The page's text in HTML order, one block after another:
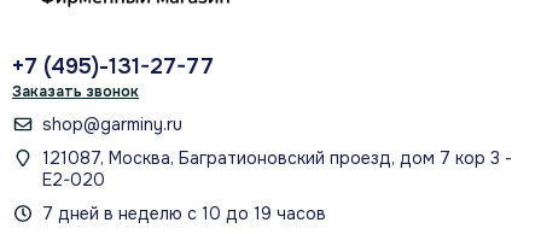
+7 (495)-131-27-77
Заказать звонок
shop@garminy.ru
121087, Москва, Багратионовский проезд, дом 7 кор 3 -
Е2-020
7 дней в неделю с 10 до 19 часов